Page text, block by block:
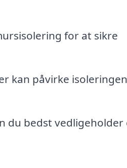
for at sikre
kan påvirke
du bedst vedligeholder